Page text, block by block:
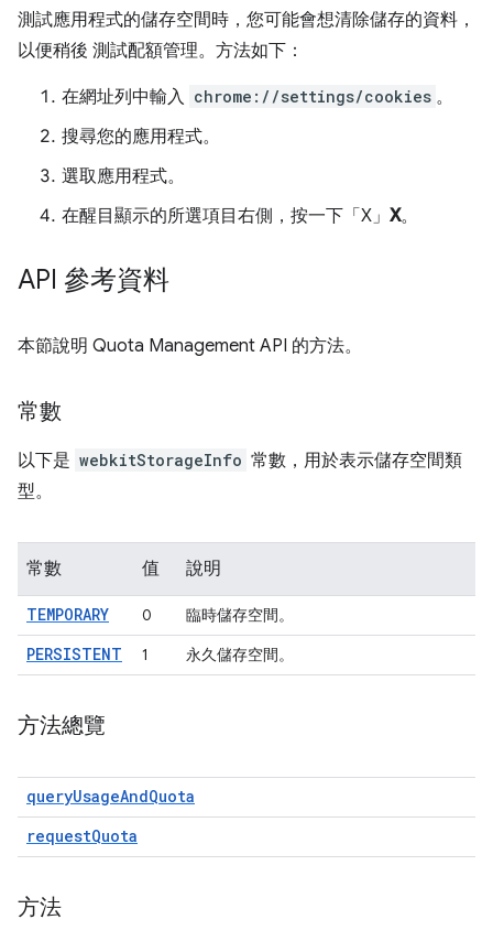
測試應用程式的儲存空間時，您可能會想清除儲存的資料，
以便稍後 測試配額管理。方法如下：
在網址列中輸入 chrome://settings/cookies 。
搜尋您的應用程式。
選取應用程式。
在醒目顯示的所選項目右側，按一下「X」 X。
API 參考資料
本節說明 Quota Management API 的方法。
常數
以下是 webkitStorageInfo 常數，用於表示儲存空間類
型。
常數 值 說明
TEMPORARY 0 臨時儲存空間。
PERSISTENT 1 永久儲存空間。
方法總覽
queryUsageAndQuota
requestQuota
方法